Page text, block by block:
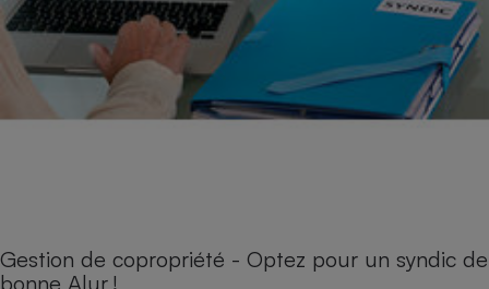
Gestion de copropriété - Optez pour un syndic de
bonne Alur !